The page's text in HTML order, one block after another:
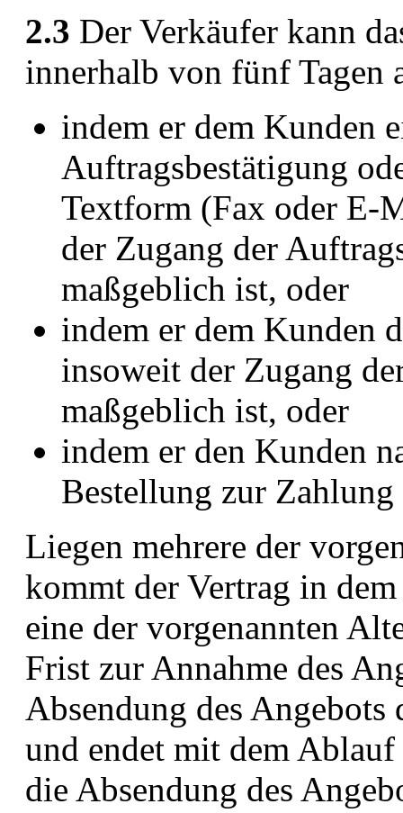
2.3 Der Verkäufer kann
innerhalb von fünf Tagen
indem er dem Kunden
Auftragsbestätigung
Textform (Fax oder E-
der Zugang der
maßgeblich ist, oder
indem er dem Kunden
insoweit der Zugang
maßgeblich ist, oder
indem er den Kunden
Bestellung zur
Liegen mehrere der
kommt der Vertrag in
eine der vorgenannten
Frist zur Annahme des
Absendung des
und endet mit dem
die Absendung des